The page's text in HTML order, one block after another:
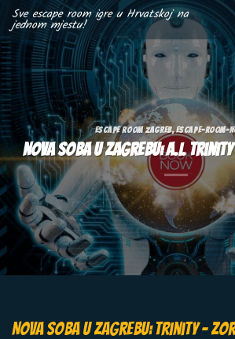
Skip
to
content
Sve escape room igre u Hrvatskoj na
jednom mjestu!
ESCAPE ROOM ZAGREB,ESCAPE-ROOM-
Nova soba u Zagrebu: A.I.
Nova soba u Zagrebu: Trinity –